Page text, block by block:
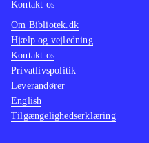
Kontakt os
Om Bibliotek.dk
Hjælp og vejledning
Kontakt os
Privatlivspolitik
Leverandører
English
Tilgængelighedserklæring